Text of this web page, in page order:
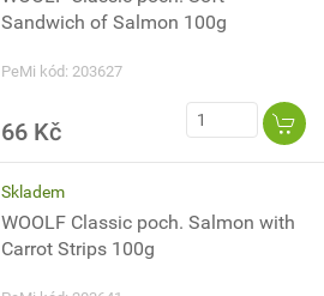
Sandwich of Salmon 100g
PeMi kód: 203627
66 Kč
Skladem
WOOLF Classic poch. Salmon with
Carrot Strips 100g